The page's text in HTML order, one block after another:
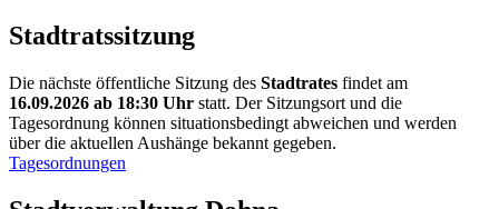
Stadtratssitzung
Die nächste öffentliche Sitzung des Stadtrates findet am
16.09.2026 ab 18:30 Uhr statt. Der Sitzungsort und die
Tagesordnung können situationsbedingt abweichen und werden
über die aktuellen Aushänge bekannt gegeben.
Tagesordnungen